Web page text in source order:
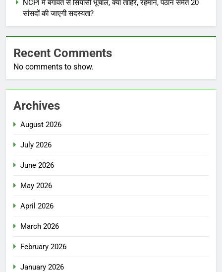
NCPI में बगावत से सियासी भूचाल, क्या ताहिर, रहमान, पठान समेत 20
सांसदों की जाएगी सदस्यता?
Recent Comments
No comments to show.
Archives
August 2026
July 2026
June 2026
May 2026
April 2026
March 2026
February 2026
January 2026